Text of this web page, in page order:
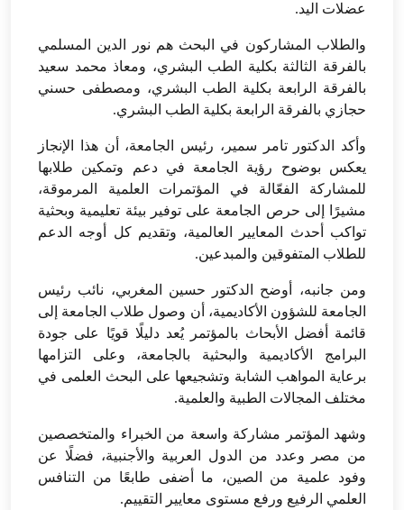
عضلات اليد.
والطلاب المشاركون في البحث هم نور الدين المسلمي
بالفرقة الثالثة بكلية الطب البشري، ومعاذ محمد سعيد
بالفرقة الرابعة بكلية الطب البشري، ومصطفى حسني
حجازي بالفرقة الرابعة بكلية الطب البشري.
وأكد الدكتور تامر سمير، رئيس الجامعة، أن هذا الإنجاز
يعكس بوضوح رؤية الجامعة في دعم وتمكين طلابها
للمشاركة الفعّالة في المؤتمرات العلمية المرموقة،
مشيرًا إلى حرص الجامعة على توفير بيئة تعليمية وبحثية
تواكب أحدث المعايير العالمية، وتقديم كل أوجه الدعم
للطلاب المتفوقين والمبدعين.
ومن جانبه، أوضح الدكتور حسين المغربي، نائب رئيس
الجامعة للشؤون الأكاديمية، أن وصول طلاب الجامعة إلى
قائمة أفضل الأبحاث بالمؤتمر يُعد دليلًا قويًا على جودة
البرامج الأكاديمية والبحثية بالجامعة، وعلى التزامها
برعاية المواهب الشابة وتشجيعها على البحث العلمى في
مختلف المجالات الطبية والعلمية.
وشهد المؤتمر مشاركة واسعة من الخبراء والمتخصصين
من مصر وعدد من الدول العربية والأجنبية، فضلًا عن
وفود علمية من الصين، ما أضفى طابعًا من التنافس
العلمي الرفيع ورفع مستوى معايير التقييم.